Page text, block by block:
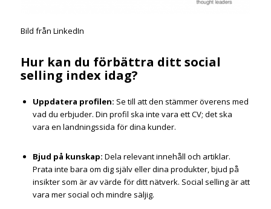
Bild från LinkedIn
Hur kan du förbättra ditt social
selling index idag?
Uppdatera profilen: Se till att den stämmer överens med
vad du erbjuder. Din profil ska inte vara ett CV; det ska
vara en landningssida för dina kunder.
Bjud på kunskap: Dela relevant innehåll och artiklar.
Prata inte bara om dig själv eller dina produkter, bjud på
insikter som är av värde för ditt nätverk. Social selling är att
vara mer social och mindre säljig.